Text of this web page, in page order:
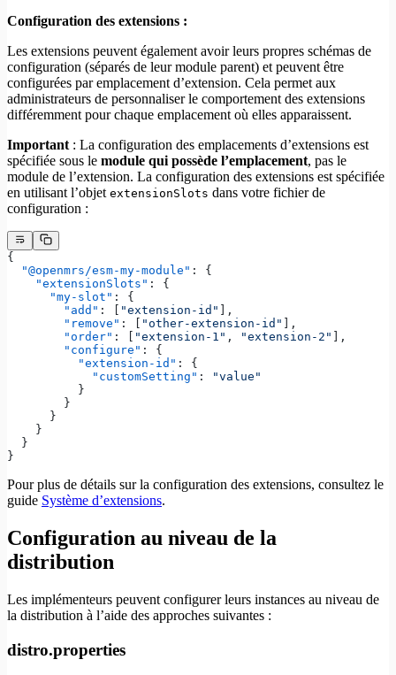
Configuration des extensions :
Les extensions peuvent également avoir leurs propres schémas de
configuration (séparés de leur module parent) et peuvent être
configurées par emplacement d’extension. Cela permet aux
administrateurs de personnaliser le comportement des extensions
différemment pour chaque emplacement où elles apparaissent.
Important : La configuration des emplacements d’extensions est
spécifiée sous le module qui possède l’emplacement, pas le
module de l’extension. La configuration des extensions est spécifiée
en utilisant l’objet extensionSlots dans votre fichier de
configuration :
{
  "@openmrs/esm-my-module"
: {
    "extensionSlots"
: {
      "my-slot"
: {
        "add"
: [ "extension-id"
],
        "remove"
: [ "other-extension-id"
],
        "order"
: [ "extension-1" , "extension-2"
],
        "configure"
: {
          "extension-id"
: {
            "customSetting"
:
"value"
          }
        }
      }
    }
  }
}
Pour plus de détails sur la configuration des extensions, consultez le
guide Système d’extensions.
Configuration au niveau de la
distribution
Les implémenteurs peuvent configurer leurs instances au niveau de
la distribution à l’aide des approches suivantes :
distro.properties